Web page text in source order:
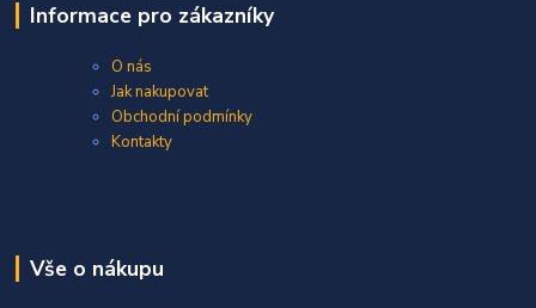
Informace pro zákazníky
O nás
Jak nakupovat
Obchodní podmínky
Kontakty
Vše o nákupu